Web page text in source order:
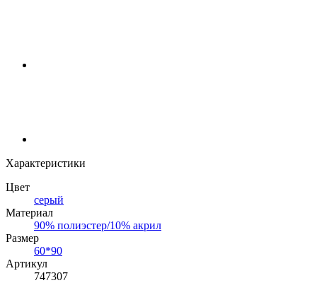
Характеристики
Цвет
серый
Материал
90% полиэстер/10% акрил
Размер
60*90
Артикул
747307